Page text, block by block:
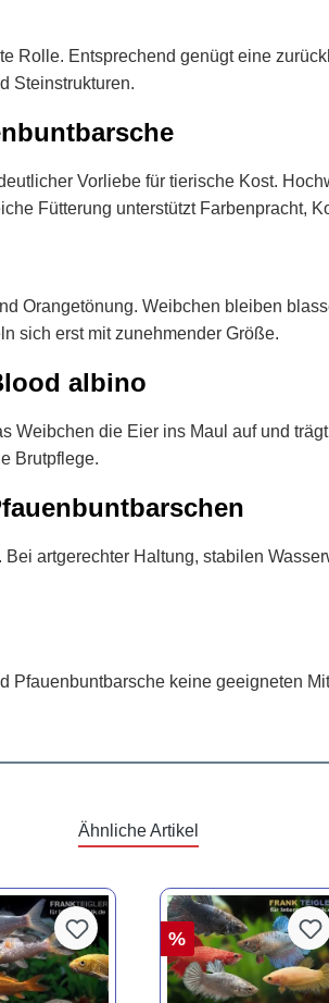
Rolle. Entsprechend genügt eine
Steinstrukturen.
Vorliebe für tierische Kost.
Fütterung unterstützt Farbenpracht,
Orangetönung. Weibchen bleiben
sich erst mit zunehmender Größe.
albino
Weibchen die Eier ins Maul auf und
Brutpflege.
artgerechter Haltung, stabilen
keine geeigneten
Ähnliche Artikel
%